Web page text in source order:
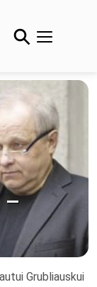
–
Grubliauskui